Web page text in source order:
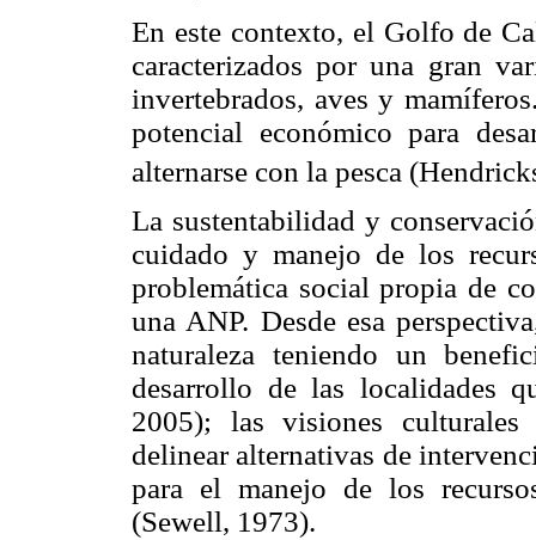
En este contexto, el Golfo de
caracterizados por una gran
invertebrados, aves y
potencial económico para
alternarse con la pesca
La sustentabilidad y
cuidado y manejo de los
problemática social propia de
una ANP. Desde esa
naturaleza teniendo un
desarrollo de las localidades
2005); las visiones culturales
delinear alternativas de
para el manejo de los
(Sewell, 1973).